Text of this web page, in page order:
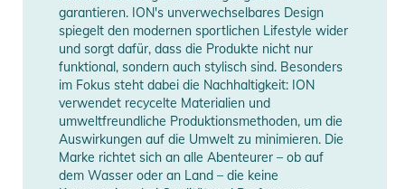
Gebrauchsanweisungen, Sicherheitshinweise und Warnungen
finden Sie direkt am Produkt.
Manufacturer
Information
Herstellerangaben
anzeigen
garantieren. ION's unverwechselbares Design
spiegelt den modernen sportlichen Lifestyle wider
und sorgt dafür, dass die Produkte nicht nur
funktional, sondern auch stylisch sind. Besonders
im Fokus steht dabei die Nachhaltigkeit: ION
verwendet recycelte Materialien und
umweltfreundliche Produktionsmethoden, um die
Auswirkungen auf die Umwelt zu minimieren. Die
Marke richtet sich an alle Abenteurer – ob auf
dem Wasser oder an Land – die keine